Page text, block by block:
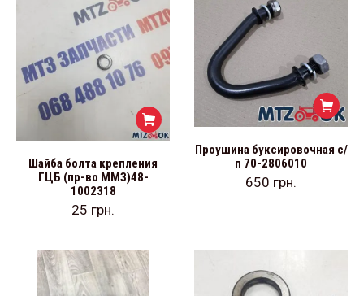
Шайба болта крепления
ГЦБ (пр-во ММЗ)48-
1002318
25 грн.
Проушина буксировочная с/
п 70-2806010
650 грн.